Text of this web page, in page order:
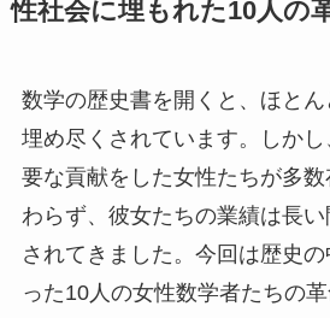
性社会に埋もれた10人の
数学の歴史書を開くと、ほと
埋め尽くされています。しか
要な貢献をした女性たちが多
わらず、彼女たちの業績は長
されてきました。今回は歴史
った10人の女性数学者たちの